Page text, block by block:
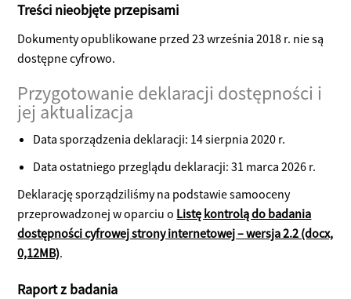
Treści nieobjęte przepisami
Dokumenty opublikowane przed 23 września 2018 r. nie są
dostępne cyfrowo.
Przygotowanie deklaracji dostępności i
jej aktualizacja
Data sporządzenia deklaracji: 14 sierpnia 2020 r.
Data ostatniego przeglądu deklaracji:31 marca 2026 r.
Deklarację sporządziliśmy na podstawie samooceny
przeprowadzonej w oparciu o Listę kontrolą do badania
dostępności cyfrowej strony internetowej – wersja 2.2 (docx,
0,12MB).
Raport z badania